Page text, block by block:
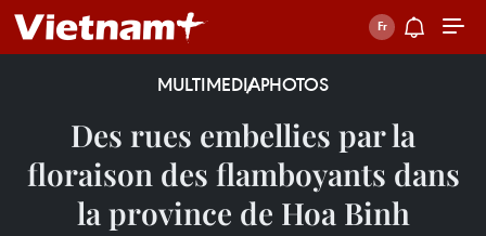
MULTIMEDIAPHOTOS
Des rues embellies par la
floraison des flamboyants dans
la province de Hoa Binh